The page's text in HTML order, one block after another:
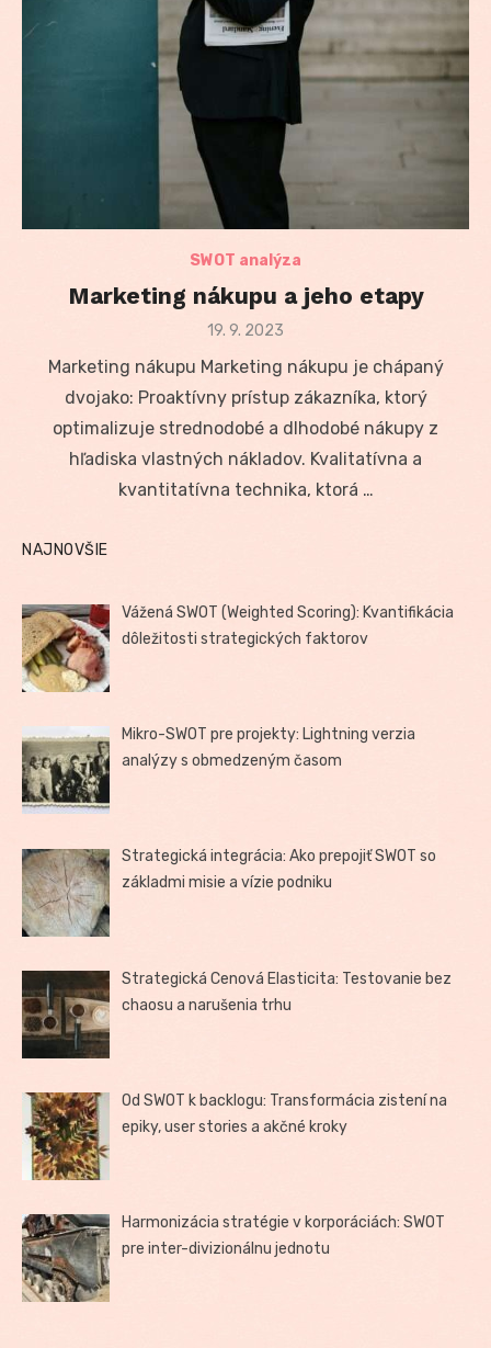
SWOT analýza
Marketing nákupu a jeho etapy
Posted
19. 9. 2023
Marketing nákupu Marketing nákupu je chápaný
dvojako: Proaktívny prístup zákazníka, ktorý
optimalizuje strednodobé a dlhodobé nákupy z
hľadiska vlastných nákladov. Kvalitatívna a
kvantitatívna technika, ktorá …
NAJNOVŠIE
Vážená SWOT (Weighted Scoring): Kvantifikácia
dôležitosti strategických faktorov
Mikro-SWOT pre projekty: Lightning verzia
analýzy s obmedzeným časom
Strategická integrácia: Ako prepojiť SWOT so
základmi misie a vízie podniku
Strategická Cenová Elasticita: Testovanie bez
chaosu a narušenia trhu
Od SWOT k backlogu: Transformácia zistení na
epiky, user stories a akčné kroky
Harmonizácia stratégie v korporáciách: SWOT
pre inter-divizionálnu jednotu